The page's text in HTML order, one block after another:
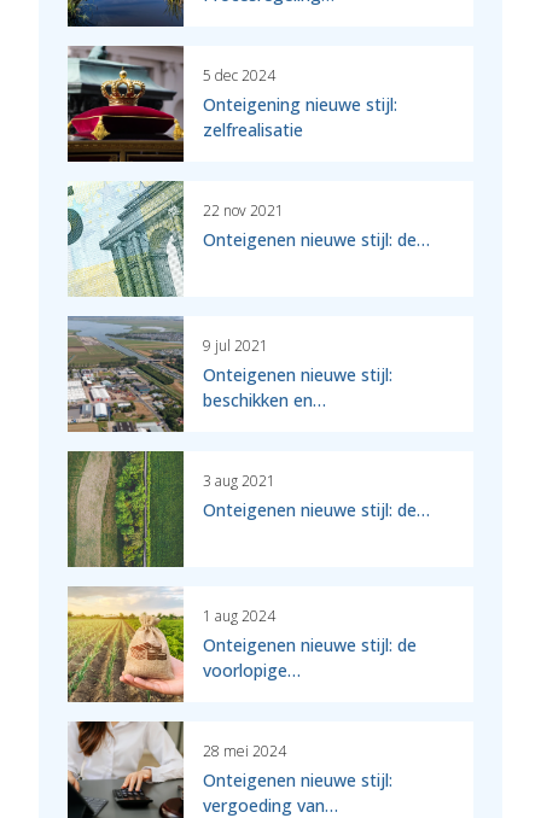
5 dec 2024
Onteigening nieuwe stijl:
zelfrealisatie
22 nov 2021
Onteigenen nieuwe stijl: de…
9 jul 2021
Onteigenen nieuwe stijl:
beschikken en…
3 aug 2021
Onteigenen nieuwe stijl: de…
1 aug 2024
Onteigenen nieuwe stijl: de
voorlopige…
28 mei 2024
Onteigenen nieuwe stijl:
vergoeding van…